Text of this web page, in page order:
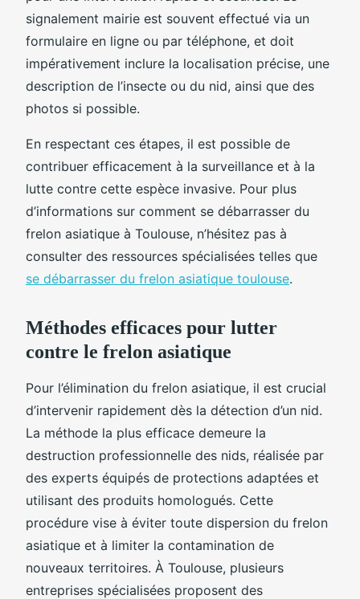
signalement mairie est souvent effectué via un
formulaire en ligne ou par téléphone, et doit
impérativement inclure la localisation précise, une
description de l’insecte ou du nid, ainsi que des
photos si possible.
En respectant ces étapes, il est possible de
contribuer efficacement à la surveillance et à la
lutte contre cette espèce invasive. Pour plus
d’informations sur comment se débarrasser du
frelon asiatique à Toulouse, n’hésitez pas à
consulter des ressources spécialisées telles que
se débarrasser du frelon asiatique toulouse.
Méthodes efficaces pour lutter
contre le frelon asiatique
Pour l’élimination du frelon asiatique, il est crucial
d’intervenir rapidement dès la détection d’un nid.
La méthode la plus efficace demeure la
destruction professionnelle des nids, réalisée par
des experts équipés de protections adaptées et
utilisant des produits homologués. Cette
procédure vise à éviter toute dispersion du frelon
asiatique et à limiter la contamination de
nouveaux territoires. À Toulouse, plusieurs
entreprises spécialisées proposent des